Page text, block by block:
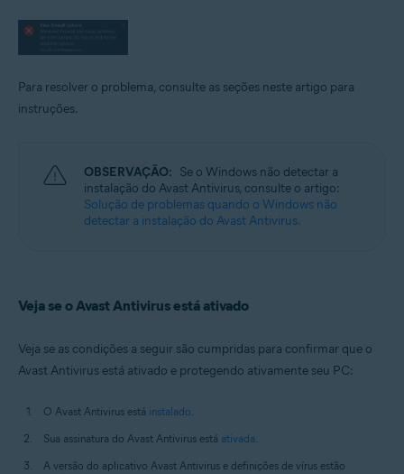
Microsoft Windows 11 Home / Pro / Enterprise / Education
Microsoft Windows 8.1 / Pro / Enterprise - 32 / 64-bit
Microsoft Windows 7 Home Basic/Home
Premium/Professional/Enterprise/Ultimate - Service Pack 1 com
atualização de pacote cumulativo de conveniência, 32/64 bits
Para resolver o problema, consulte as seções neste artigo para
instruções.
OBSERVAÇÃO: Se o Windows não detectar a
instalação do Avast Antivirus, consulte o artigo:
Solução de problemas quando o Windows não
detectar a instalação do Avast Antivirus.
Veja se o Avast Antivirus está ativado
Veja se as condições a seguir são cumpridas para confirmar que o
Avast Antivirus está ativado e protegendo ativamente seu PC:
O Avast Antivirus está instalado.
Sua assinatura do Avast Antivirus está ativada.
A versão do aplicativo Avast Antivirus e definições de vírus estão